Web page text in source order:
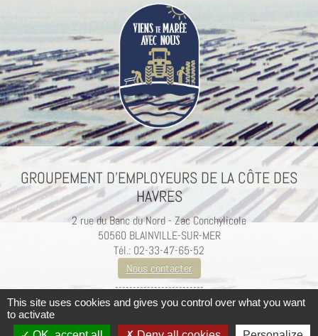
GROUPEMENT D’EMPLOYEURS DE LA CÔTE DES
HAVRES
2 rue du Banc du Nord - Zac Conchylicole
50560 BLAINVILLE-SUR-MER
Tél.: 02-33-47-65-52
Nous contacter
-------------------------
Mentions légales / Crédits
This site uses cookies and gives you control over what you want
to activate